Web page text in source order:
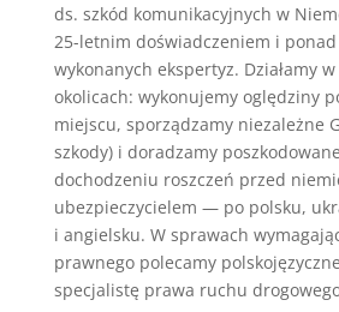
ds. szkód komunikacyjnych w
25-letnim doświadczeniem i ponad
wykonanych ekspertyz. Działamy
okolicach: wykonujemy oględziny
miejscu, sporządzamy niezależne
szkody) i doradzamy
dochodzeniu roszczeń przed
ubezpieczycielem — po polsku,
i angielsku. W sprawach
prawnego polecamy
specjalistę prawa ruchu